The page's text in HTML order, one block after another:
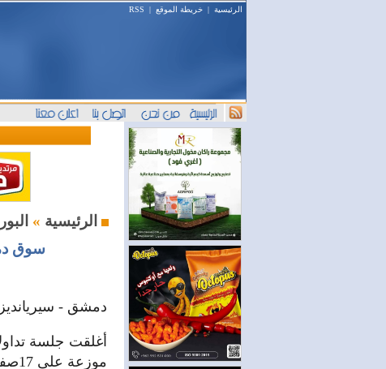
الرئيسية | خريطة الموقع |
RSS
الرئيسية »
سوق دمشق
دمشق - سيريانديز
موزعة على 17صفقة بقيمة تداولات إجمالية بلغت مليونا و 688 ألف ليرة سورية.